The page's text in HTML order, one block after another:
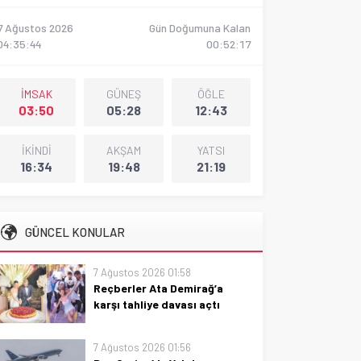
Ağustos 2026
Gün Doğumuna Kalan
00:52:16
İMSAK
03:50
GÜNEŞ
05:28
ÖĞLE
12:43
İKİNDİ
16:34
AKŞAM
19:48
YATSI
21:19
GÜNCEL KONULAR
7 Ağustos 2026 01:58
Reçberler Ata Demirağ’a
karşı tahliye davası açtı
tahliye davası açtı: davanın
amacı, süreç ve olası etkileriyle
7 Ağustos 2026 01:56